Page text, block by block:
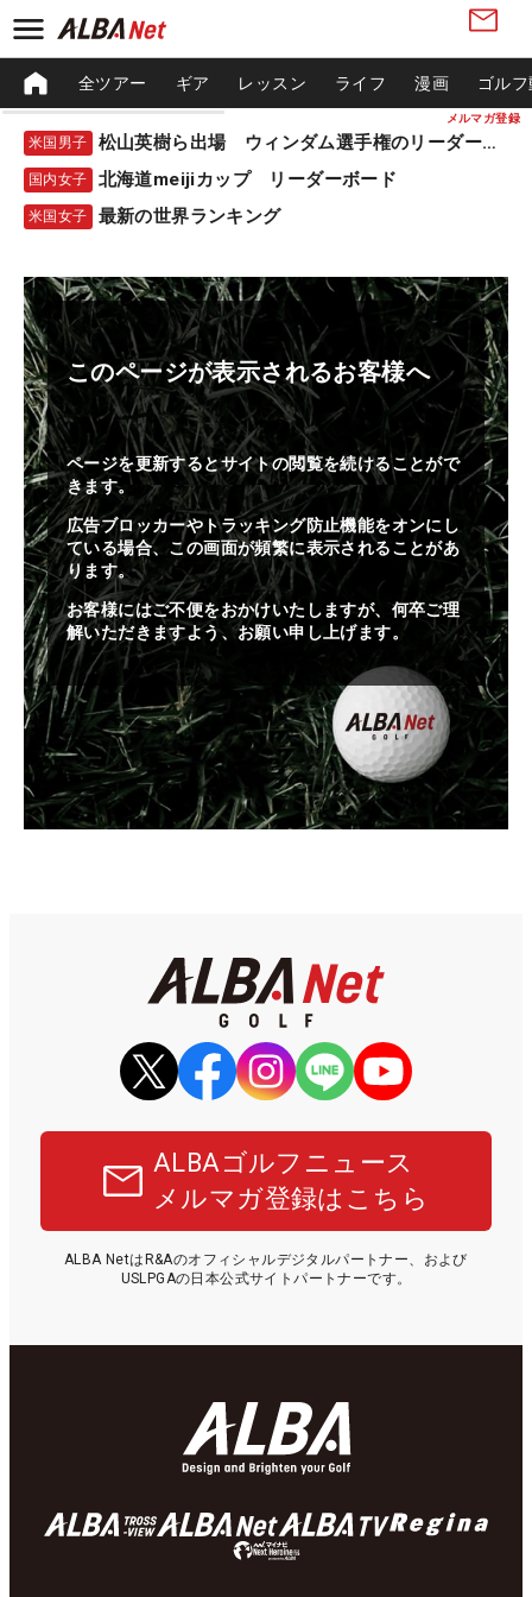
メルマガ登録
全ツアー ギア レッスン ライフ 漫画 ゴル
米国男子 松山英樹ら出場 ウィンダム選手権のリーダーボード
国内女子 北海道meijiカップ リーダーボード
米国女子 最新の世界ランキング
このページが表示されるお客様へ
ページを更新するとサイトの閲覧を続けることがで
きます。
広告ブロッカーやトラッキング防止機能をオンにし
ている場合、この画面が頻繁に表示されることがあ
ります。
お客様にはご不便をおかけいたしますが、何卒ご理
解いただきますよう、お願い申し上げます。
ALBAゴルフニュース
メルマガ登録はこちら
ALBA NetはR&Aのオフィシャルデジタルパートナー、および
USLPGAの日本公式サイトパートナーです。